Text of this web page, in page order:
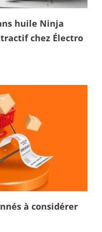
huile Ninja
chez Électro
à considérer